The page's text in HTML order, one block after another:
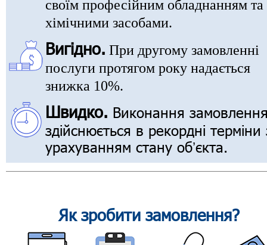
своїм професійним обладнанням та
хімічними засобами.
Вигідно. При другому замовленні
послуги протягом року надається
знижка 10%.
Швидко. Виконання
здійснюється в рекордні терміни
урахуванням стану обʼєкта.
Як зробити замовлення?